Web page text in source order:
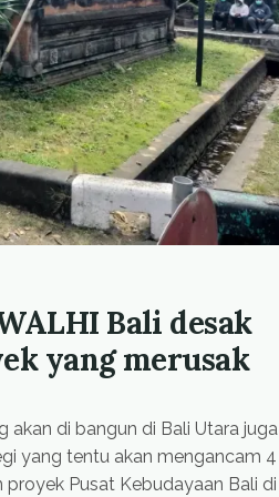
Bali desak
yang merusak
akan di bangun di Bali Utara juga
yang tentu akan mengancam 4